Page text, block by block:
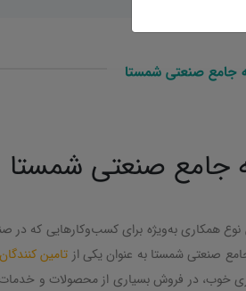
جامع صنعتی شمستا
جامع صنعتی شمستا
همکاری به‌ویژه برای کسب‌وکارهایی که در
صنعتی شمستا به عنوان یکی از تامین
خوب، در فروش بسیاری از محصولات و خدمات